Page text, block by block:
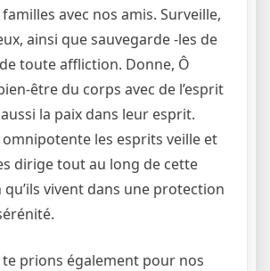
avec nos amis. Surveille,
ainsi que sauvegarde -les de
toute affliction. Donne, Ô
être du corps avec de l’esprit
la paix dans leur esprit.
les esprits veille et
dirige tout au long de cette
vivent dans une protection
prions également pour nos